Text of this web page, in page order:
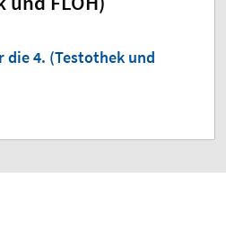
4. (Testothek und